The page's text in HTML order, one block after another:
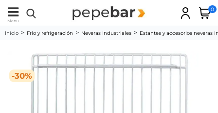
Menu
0
Inicio Frío y refrigeración Neveras Industriales Estantes y accesorios neveras
-30%